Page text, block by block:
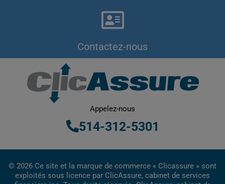
Contactez-nous
Appelez-nous
514-312-5301
© 2026 Ce site et la marque de commerce « Clicassure » sont
exploités sous licence par ClicAssure, cabinet de services